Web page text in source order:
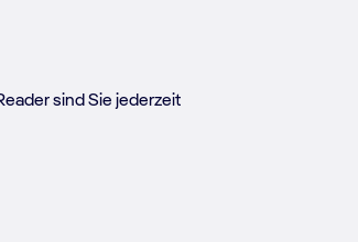
sind Sie jederzeit